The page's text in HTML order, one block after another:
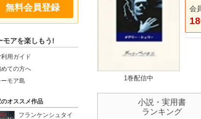
無料会員登録
モアを楽しもう!
利用ガイド
ての方へ
ーモア島
オススメ作品
フランケンシュタイ
1巻配信中
会
小説・実用書
ランキング